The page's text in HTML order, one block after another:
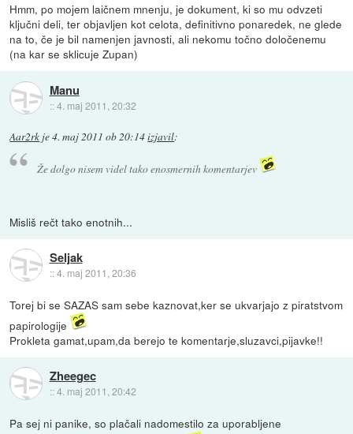
Hmm, po mojem laičnem mnenju, je dokument, ki so mu odvzeti
ključni deli, ter objavljen kot celota, definitivno ponaredek, ne glede
na to, če je bil namenjen javnosti, ali nekomu točno določenemu
(na kar se sklicuje Zupan)
Manu
::4. maj 2011, 20:32
Aar2rk je4. maj 2011 ob 20:14izjavil:
Že dolgo nisem videl tako enosmernih komentarjev
Misliš rečt tako enotnih...
Seljak
::4. maj 2011, 20:36
Torej bi se SAZAS sam sebe kaznovat,ker se ukvarjajo z piratstvom
papirologije
Prokleta gamat,upam,da berejo te komentarje,sluzavci,pijavke!!
Zheegec
::4. maj 2011, 20:42
Pa sej ni panike, so plačali nadomestilo za uporabljene